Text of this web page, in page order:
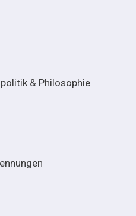
& Philosophie